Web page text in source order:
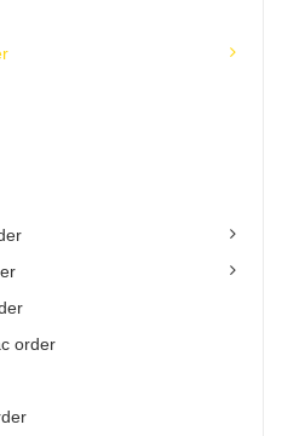
order